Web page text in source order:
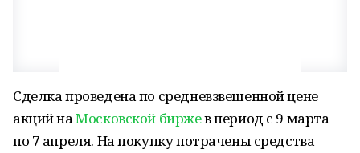
Сделка проведена по средневзвешенной цене
акций наМосковской биржев период с 9 марта
по 7 апреля. На покупку потрачены средства